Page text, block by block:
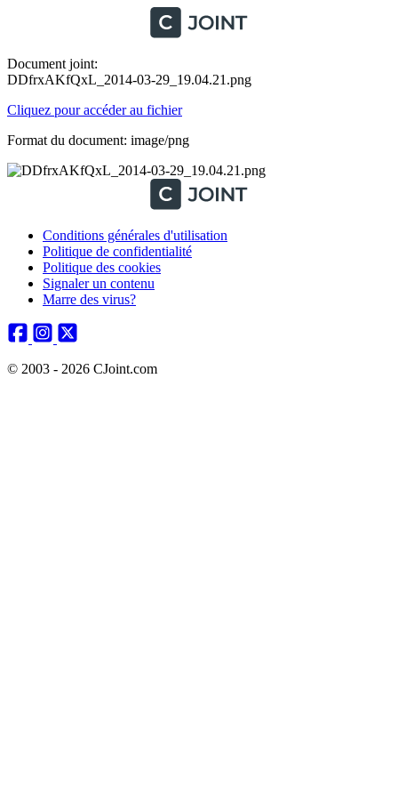
Document joint:
DDfrxAKfQxL_2014-03-29_19.04.21.png
Cliquez pour accéder au fichier
Format du document: image/png
Conditions générales d'utilisation
Politique de confidentialité
Politique des cookies
Signaler un contenu
Marre des virus?
© 2003 - 2026 CJoint.com